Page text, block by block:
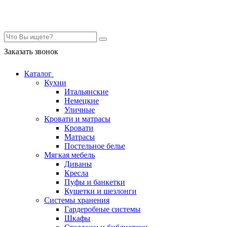
Заказать звонок
Каталог
Кухни
Итальянские
Немецкие
Уличные
Кровати и матрасы
Кровати
Матрасы
Постельное белье
Мягкая мебель
Диваны
Кресла
Пуфы и банкетки
Кушетки и шезлонги
Системы хранения
Гардеробные системы
Шкафы